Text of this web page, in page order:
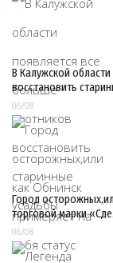
В Калужской
восстановить
06/08
Город
торговой марки
06/08